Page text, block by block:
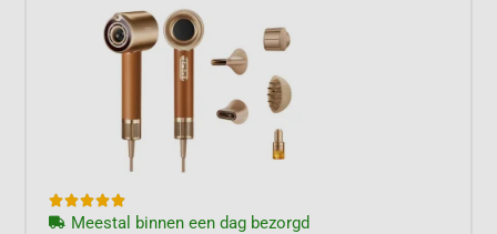

Meestal binnen een dag bezorgd